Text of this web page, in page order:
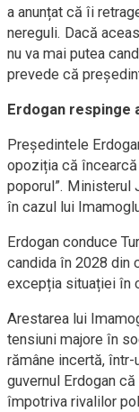
a anunțat că îi
nereguli. Dacă
nu va mai putea
prevede că
Erdogan respinge
Președintele
opoziția că
poporul”. Ministerul
în cazul lui
Erdogan conduce
candida în 2028 din
excepția situației în
Arestarea lui
tensiuni majore în
rămâne incertă,
guvernul Erdogan
împotriva rivalilor